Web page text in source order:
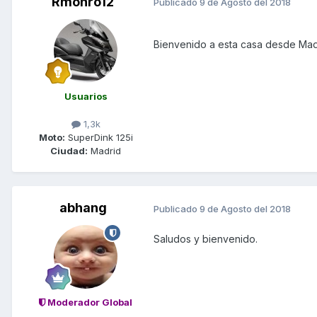
Usuarios
1,3k
Moto: SuperDink 125i
Ciudad: Madrid
Publicado 9 de Agosto del 2018
Bienvenido a esta casa desde
abhang
Moderador Global
Publicado 9 de Agosto del 2018
Saludos y bienvenido.